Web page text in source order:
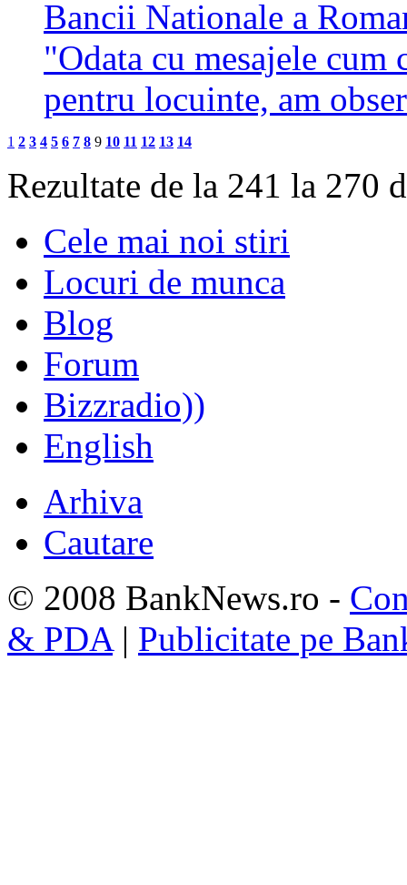
Bancii Nationale a
"Odata cu mesajele
pentru locuinte, am
1 2 3 4 5 6 7 8 9 10 11 12 13 14
Rezultate de la 241 la 270
Cele mai noi stiri
Locuri de munca
Blog
Forum
Bizzradio))
English
Arhiva
Cautare
© 2008 BankNews.ro -
& PDA| Publicitate pe